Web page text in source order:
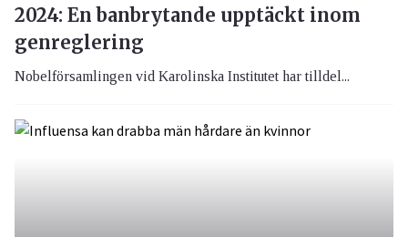
2024: En banbrytande upptäckt inom
genreglering
Nobelförsamlingen vid Karolinska Institutet har tilldel...